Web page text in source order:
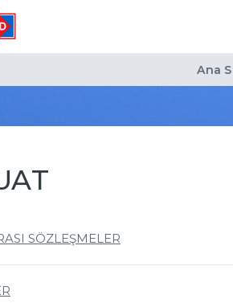
Ana
SÖZLEŞMELER